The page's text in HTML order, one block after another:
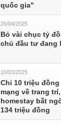
quốc gia"
26/04/2025
Bỏ vài chục tỷ
chủ đầu tư đang
10/03/2025
Chi 10 triệu
mạng về trang
homestay bất
134 triệu đồng